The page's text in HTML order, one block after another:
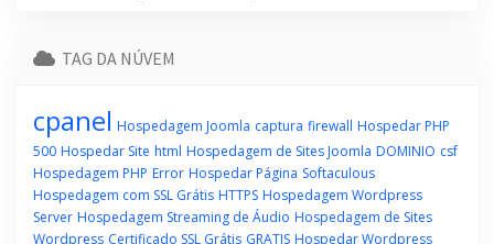
TAG DA NÚVEM
cpanel Hospedagem Joomla captura firewall Hospedar PHP
500 Hospedar Site html Hospedagem de Sites Joomla DOMINIO csf
Hospedagem PHP Error Hospedar Página Softaculous
Hospedagem com SSL Grátis HTTPS Hospedagem Wordpress
Server Hospedagem Streaming de Áudio Hospedagem de Sites
Wordpress Certificado SSL Grátis GRATIS Hospedar Wordpress